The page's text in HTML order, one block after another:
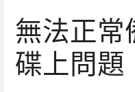
無法正常
碟上問題